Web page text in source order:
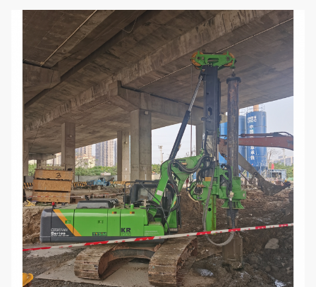
Masten naar voren
raken
Systeemdruk MPA 35
Druk van de piloot MPA 3.9
Max. loopsnelheid km/uur 1.5
Max. trekkracht. kN 510
Operatiekracht mm 10915
Werkwijdte mm 4300
Transporthoogte mm 3395